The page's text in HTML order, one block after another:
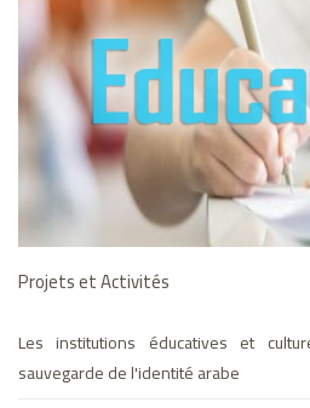
Projets et Activités
Les institutions éducatives et
sauvegarde de l'identité arabe